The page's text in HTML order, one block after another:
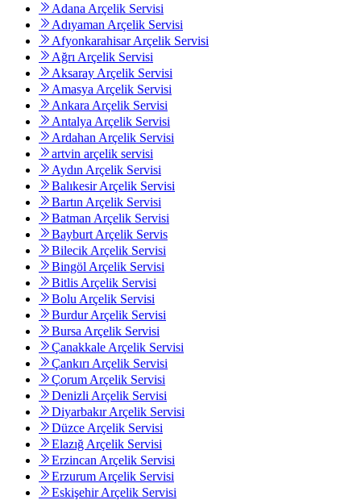
Adana Arçelik Servisi
Adıyaman Arçelik Servisi
Afyonkarahisar Arçelik Servisi
Ağrı Arçelik Servisi
Aksaray Arçelik Servisi
Amasya Arçelik Servisi
Ankara Arçelik Servisi
Antalya Arçelik Servisi
Ardahan Arçelik Servisi
artvin arçelik servisi
Aydın Arçelik Servisi
Balıkesir Arçelik Servisi
Bartın Arçelik Servisi
Batman Arçelik Servisi
Bayburt Arçelik Servis
Bilecik Arçelik Servisi
Bingöl Arçelik Servisi
Bitlis Arçelik Servisi
Bolu Arçelik Servisi
Burdur Arçelik Servisi
Bursa Arçelik Servisi
Çanakkale Arçelik Servisi
Çankırı Arçelik Servisi
Çorum Arçelik Servisi
Denizli Arçelik Servisi
Diyarbakır Arçelik Servisi
Düzce Arçelik Servisi
Elazığ Arçelik Servisi
Erzincan Arçelik Servisi
Erzurum Arçelik Servisi
Eskişehir Arçelik Servisi